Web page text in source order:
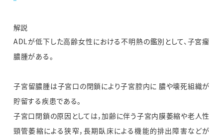
解説
ADLが低下した高齢女性における不明熱の鑑別として、子宮瘤
膿腫がある。
子宮留膿腫は子宮口の閉鎖により子宮腔内に 膿や壊死組織が
貯留する疾患である。
子宮口閉鎖の原因としては，加齢に伴う子宮内膜萎縮や老人性
頸管萎縮による狭窄，長期臥床による機能的排出障害などが